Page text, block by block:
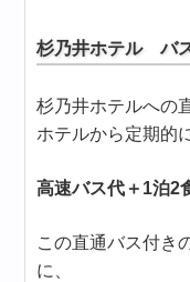
杉乃井ホテル バ
杉乃井ホテルへの
ホテルから定期的
高速バス代＋1泊2
この直通バス付き
に、